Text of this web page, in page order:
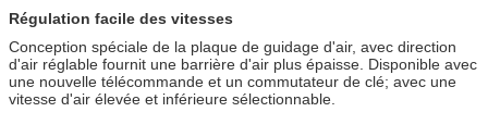
Régulation facile des vitesses
Conception spéciale de la plaque de guidage d'air, avec direction
d'air réglable fournit une barrière d'air plus épaisse. Disponible avec
une nouvelle télécommande et un commutateur de clé; avec une
vitesse d'air élevée et inférieure sélectionnable.